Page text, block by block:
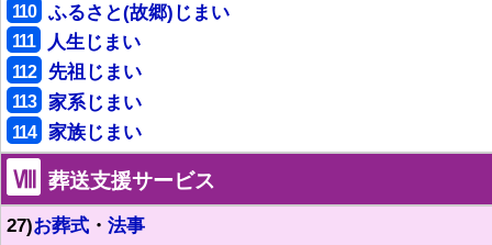
110 ふるさと(故郷)じまい
111 人生じまい
112 先祖じまい
113 家系じまい
114 家族じまい
Ⅷ 葬送支援サービス
27)お葬式・ 法事